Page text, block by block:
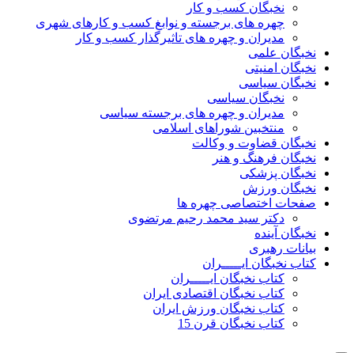
نخبگان کسب و کار
چهره های برجسته و نوابغ کسب و کارهای شهری
مدیران و چهره های تاثیرگذار کسب و کار
نخبگان علمی
نخبگان امنیتی
نخبگان سیاسی
نخبگان سیاسی
مدیران و چهره های برجسته سیاسی
منتخبین شوراهای اسلامی
نخبگان قضاوت و وکالت
نخبگان فرهنگ و هنر
نخبگان پزشکی
نخبگان ورزش
صفحات اختصاصی چهره ها
دکتر سید محمد رحیم مرتضوی
نخبگان آینده
بیانات رهبری
کتاب نخبگان ایـــــران
کتاب نخبگان ایـــــران
کتاب نخبگان اقتصادی ایران
کتاب نخبگان ورزش ایران
کتاب نخبگان قرن 15